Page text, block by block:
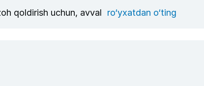
qoldirish uchun, avval ro‘yxatdan o‘ting